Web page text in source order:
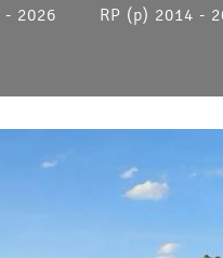
- 2026 RP (p) 2014 -